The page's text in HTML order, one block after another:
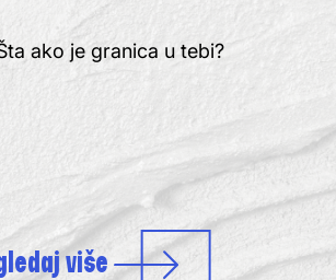
ako je granica u tebi?
više